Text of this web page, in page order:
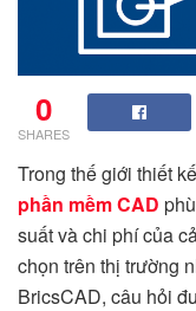
0
SHARES
Trong thế giới thiết
phần mềm CAD
suất và chi phí của
chọn trên thị trường
BricsCAD, câu hỏi